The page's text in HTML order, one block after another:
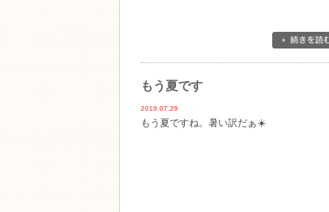
もう夏です
2019.07.29
もう夏ですね。暑い訳だぁ☀️